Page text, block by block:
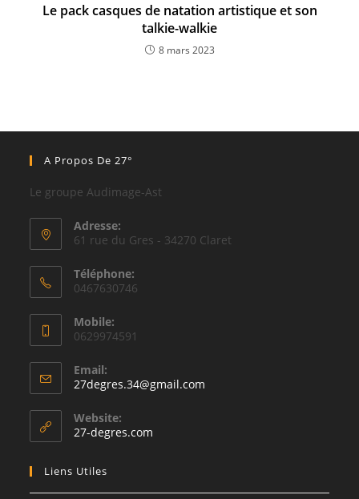
Le pack casques de natation artistique et son
talkie-walkie
8 mars 2023
A Propos De 27°
Le groupe Audimage-Ast
Adresse:
61 rue du Gres - 34270 Claret
Téléphone:
0467630746
Mobile:
0629974591
Email:
27degres.34@gmail.com
Website:
27-degres.com
Liens Utiles